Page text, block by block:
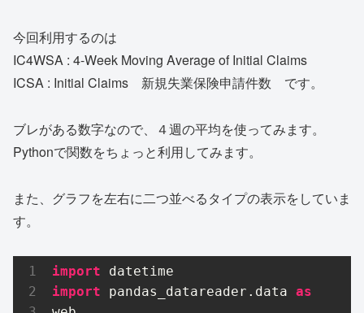
今回利用するのは
IC4WSA : 4-Week Moving Average of Initial Claims
ICSA : Initial Claims 新規失業保険申請件数 です。
ブレがある数字なので、４週の平均を使ってみます。
Pythonで関数をちょっと利用してみます。
また、グラフを左右に二つ並べるタイプの表示をしていま
す。
import
import pandas_datareader.data as